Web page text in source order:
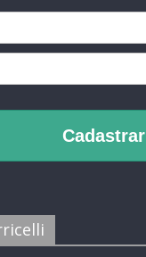
Cadastrar